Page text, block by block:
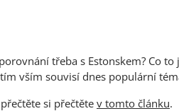
třeba s Estonskem? Co
vším souvisí dnes populární
si přečtěte v tomto článku.